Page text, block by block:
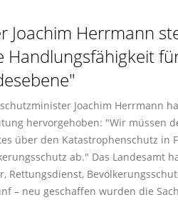
Joachim Herrmann
Handlungsfähigkeit
Joachim Herrmann
hervorgehoben: "Wir müssen
über den Katastrophenschutz
ab." Das
Rettungsdienst,
– neu geschaffen wurden die